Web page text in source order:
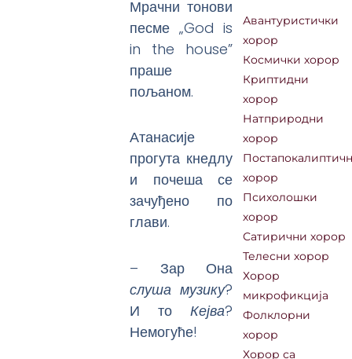
Мрачни тонови
песме „God is
in the house”
праше
пољаном.
Атанасије
прогута кнедлу
и почеша се
зачуђено по
глави.
– Зар Она
слуша музику?
И тоКејва?
Немогуће!
Авантуристички
хорор
Космички хорор
Криптидни
хорор
Натприродни
хорор
хорор
Психолошки
хорор
Сатирични хорор
Телесни хорор
Хорор
микрофикција
Фолклорни
хорор
Хорор са